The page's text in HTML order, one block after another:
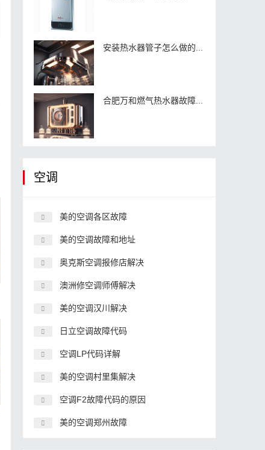
安装热水器管子怎么做的...
合肥万和燃气热水器故障...
空调
美的空调各区故障
美的空调故障和地址
奥克斯空调报修店解决
澳洲修空调师傅解决
美的空调汉川解决
日立空调故障代码
空调LP代码详解
美的空调村里集解决
空调F2故障代码的原因
美的空调郑州故障